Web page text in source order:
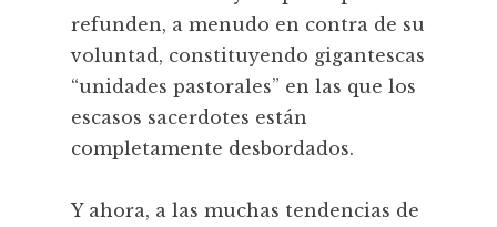
refunden, a menudo en contra de su
voluntad, constituyendo gigantescas
“unidades pastorales” en las que los
escasos sacerdotes están
completamente desbordados.
Y ahora, a las muchas tendencias de